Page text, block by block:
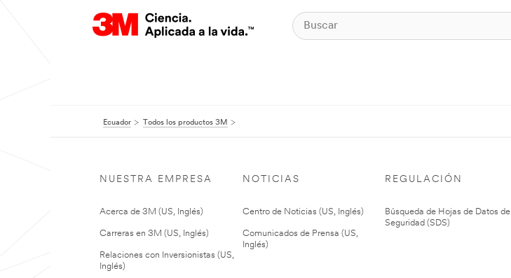
Ecuador Todos los productos 3M
NUESTRA EMPRESA
Acerca de 3M (US, Inglés)
Carreras en 3M (US, Inglés)
Relaciones con Inversionistas (US,
Inglés)
NOTICIAS
Centro de Noticias (US, Inglés)
Comunicados de Prensa (US,
Inglés)
REGULACIÓN
Búsqueda de Hojas de Datos de
Seguridad (SDS)